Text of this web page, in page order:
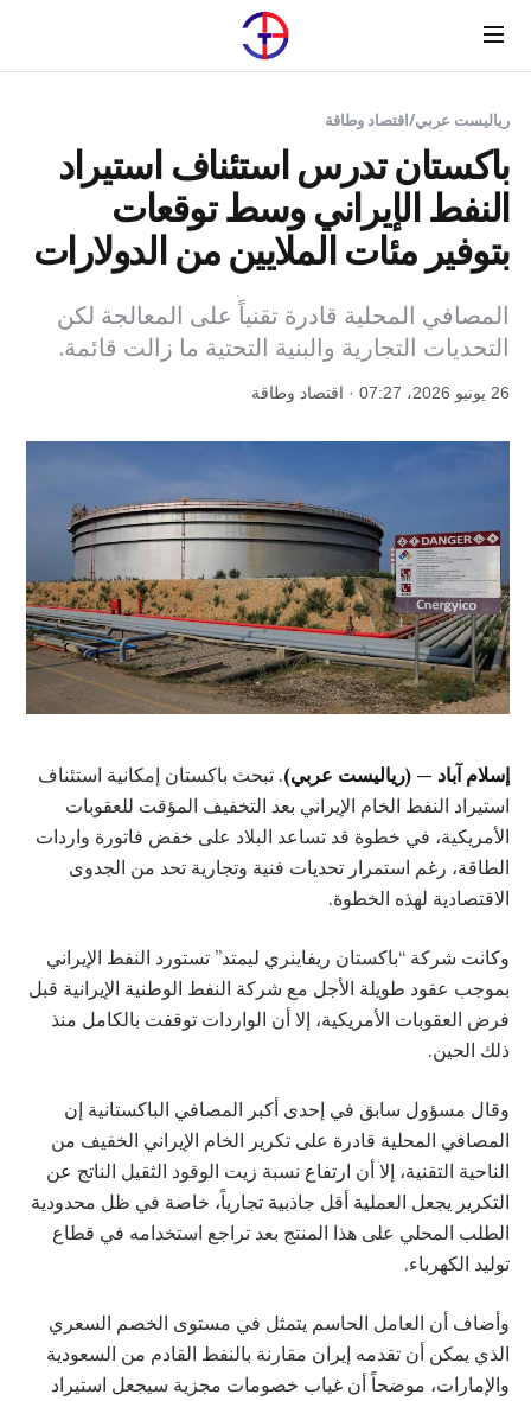
Menu
رياليست عربي/اقتصاد وطاقة
باكستان تدرس استئناف استيراد
النفط الإيراني وسط توقعات
بتوفير مئات الملايين من الدولارات
المصافي المحلية قادرة تقنياً على المعالجة لكن
التحديات التجارية والبنية التحتية ما زالت قائمة.
26 يونيو 2026، 07:27 · اقتصاد وطاقة
إسلام آباد — (رياليست عربي). تبحث باكستان إمكانية استئناف
استيراد النفط الخام الإيراني بعد التخفيف المؤقت للعقوبات
الأمريكية، في خطوة قد تساعد البلاد على خفض فاتورة واردات
الطاقة، رغم استمرار تحديات فنية وتجارية تحد من الجدوى
الاقتصادية لهذه الخطوة.
وكانت شركة “باكستان ريفاينري ليمتد” تستورد النفط الإيراني
بموجب عقود طويلة الأجل مع شركة النفط الوطنية الإيرانية قبل
فرض العقوبات الأمريكية، إلا أن الواردات توقفت بالكامل منذ
ذلك الحين.
وقال مسؤول سابق في إحدى أكبر المصافي الباكستانية إن
المصافي المحلية قادرة على تكرير الخام الإيراني الخفيف من
الناحية التقنية، إلا أن ارتفاع نسبة زيت الوقود الثقيل الناتج عن
التكرير يجعل العملية أقل جاذبية تجارياً، خاصة في ظل محدودية
الطلب المحلي على هذا المنتج بعد تراجع استخدامه في قطاع
توليد الكهرباء.
وأضاف أن العامل الحاسم يتمثل في مستوى الخصم السعري
الذي يمكن أن تقدمه إيران مقارنة بالنفط القادم من السعودية
والإمارات، موضحاً أن غياب خصومات مجزية سيجعل استيراد